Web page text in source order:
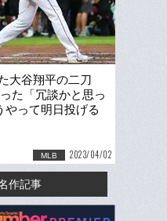
大谷翔平の二刀
た「冗談かと思っ
やって明日投げる
MLB 2023/04/02
作記事